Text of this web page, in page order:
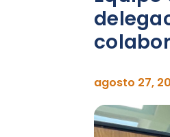
agosto 27,